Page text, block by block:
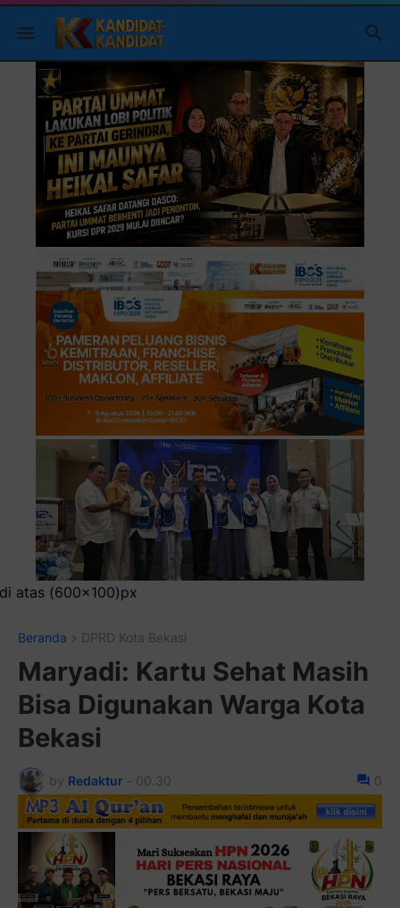
Beranda DPRD Kota Bekasi
Maryadi: Kartu Sehat Masih
Bisa Digunakan Warga Kota
Bekasi
by Redaktur - 00.30 0